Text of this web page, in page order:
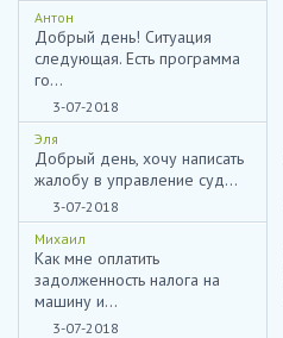
Антон
Добрый день! Ситуация
следующая. Есть программа
го...
3-07-2018
Эля
Добрый день, хочу написать
жалобу в управление суд...
3-07-2018
Михаил
Как мне оплатить
задолженность налога на
машину и...
3-07-2018